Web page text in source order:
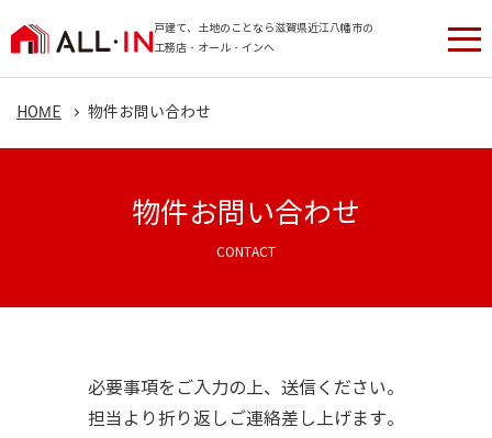
戸建て、土地のことなら滋賀県近江八幡市の
工務店・オール・インへ
HOME 物件お問い合わせ
物件お問い合わせ
CONTACT
必要事項をご入力の上、送信ください。
担当より折り返しご連絡差し上げます。